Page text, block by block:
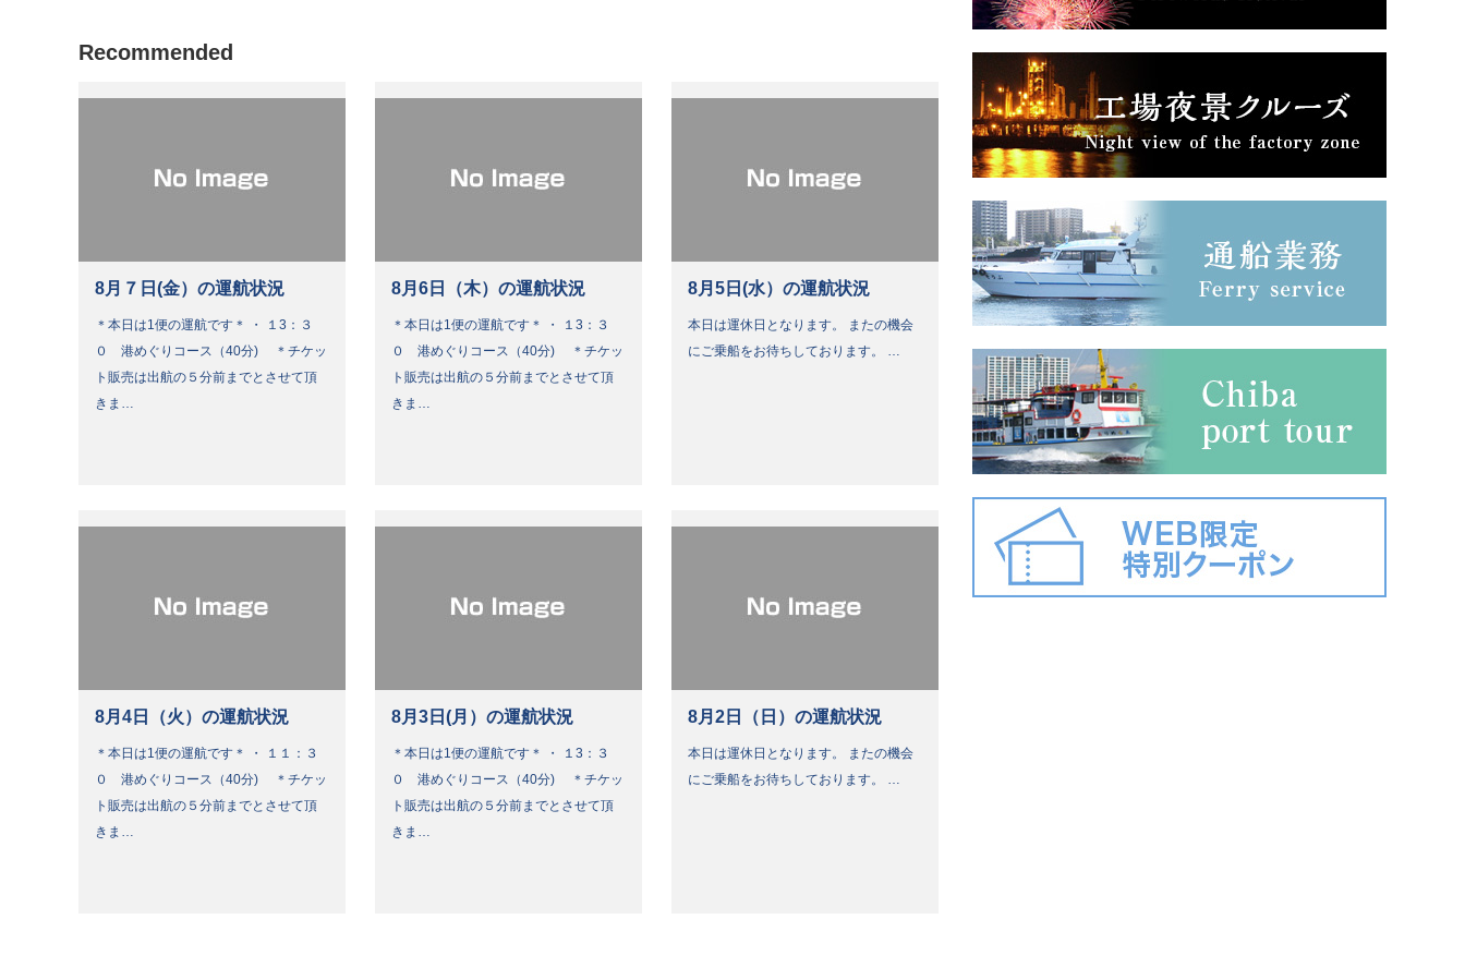
Recommended
8月７日(金）の運航状況
＊本日は1便の運航です＊ ・ １3：３
０ 港めぐりコース（40分) ＊チケッ
ト販売は出航の５分前までとさせて頂
きま…
8月6日（木）の運航状況
＊本日は1便の運航です＊ ・ １3：３
０ 港めぐりコース（40分) ＊チケッ
ト販売は出航の５分前までとさせて頂
きま…
8月5日(水）の運航状況
本日は運休日となります。 またの機会
にご乗船をお待ちしております。 …
8月4日（火）の運航状況
＊本日は1便の運航です＊ ・ １１：３
０ 港めぐりコース（40分) ＊チケッ
ト販売は出航の５分前までとさせて頂
きま…
8月3日(月）の運航状況
＊本日は1便の運航です＊ ・ １3：３
０ 港めぐりコース（40分) ＊チケッ
ト販売は出航の５分前までとさせて頂
きま…
8月2日（日）の運航状況
本日は運休日となります。 またの機会
にご乗船をお待ちしております。 …